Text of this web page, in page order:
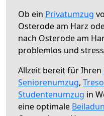
Ob ein Privatumzug
Osterode am Harz
nach Osterode am
problemlos und
Allzeit bereit für Ihren
Seniorenumzug,
Studentenumzug in
eine optimale